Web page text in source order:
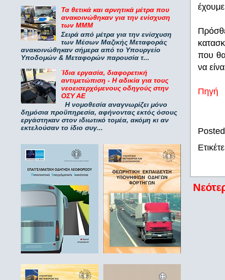
που
να
Πηγή
Τα θετικά και αρνητικά μέτρα που
ανακοινώθηκαν για την ενίσχυση
των ΜΜΜ
Σειρά από μέτρα για την ενίσχυση
των Μέσων Μαζικής Μεταφοράς
ανακοινώθηκαν σήμερα από το Υπουργείο
Υποδομών & Μεταφορών παρουσία τ...
Ίδια εργασία, διαφορετική
αντιμετώπιση - Η αδικία για τους
νεοεισερχόμενους οδηγούς στην
ΟΣΥ ΑΕ
Η νομοθεσία αναγνωρίζει μόνο
δημόσια προϋπηρεσία, αφήνοντας εκτός όσους
εργάστηκαν στον ιδιωτικό τομέα, ακόμη κι αν
εκτελούσαν το ίδιο συγ...